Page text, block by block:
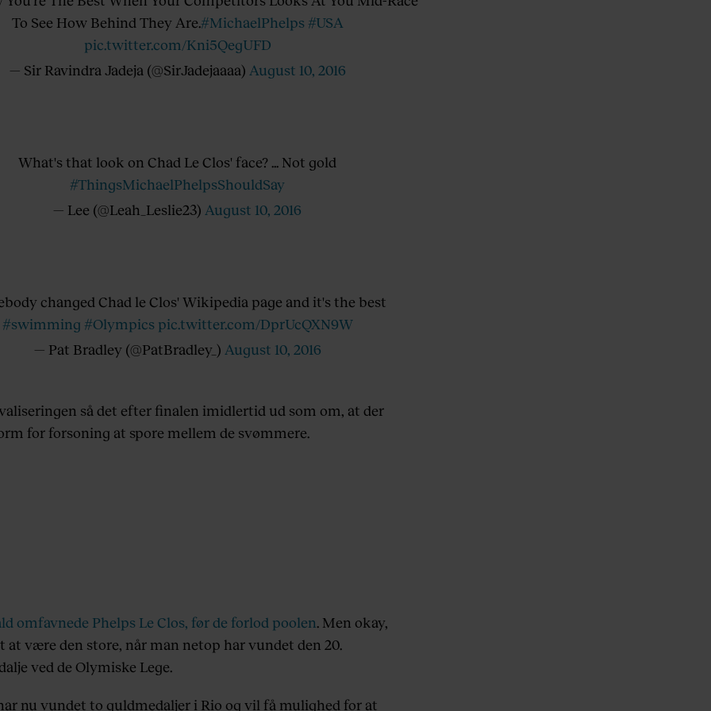
To See How Behind They Are.#MichaelPhelps #USA
pic.twitter.com/Kni5QegUFD
— Sir Ravindra Jadeja (@SirJadejaaaa) August 10, 2016
What's that look on Chad Le Clos' face? ... Not gold
#ThingsMichaelPhelpsShouldSay
— Lee (@Leah_Leslie23) August 10, 2016
changed Chad le Clos' Wikipedia page and it's the best
#swimming #Olympics pic.twitter.com/DprUcQXN9W
— Pat Bradley (@PatBradley_) August 10, 2016
så det efter finalen imidlertid ud som om, at der
for forsoning at spore mellem de svømmere.
omfavnede Phelps Le Clos, før de forlod poolen. Men okay,
at være den store, når man netop har vundet den 20.
ved de Olymiske Lege.
nu vundet to guldmedaljer i Rio og vil få mulighed for at